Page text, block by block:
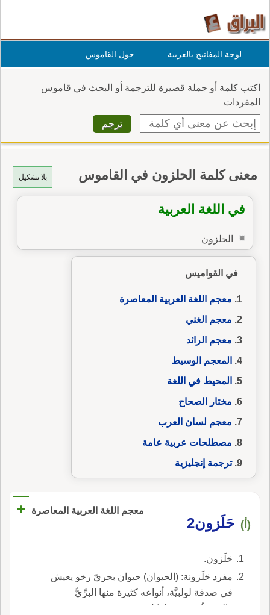
لوحة المفاتيح بالعربية حول القاموس
اكتب كلمة أو جملة قصيرة للترجمة أو البحث في قاموس
المفردات
بلا تشكيل معنى كلمة الحلزون في القاموس
في اللغة العربية
الحلزون
في القواميس
معجم اللغة العربية المعاصرة
معجم الغني
معجم الرائد
المعجم الوسيط
المحيط في اللغة
مختار الصحاح
معجم لسان العرب
مصطلحات عربية عامة
ترجمة إنجليزية
معجم اللغة العربية المعاصرة +
(أ) حَلَزون2
حَلَزون.
مفرد حَلَزونة: (الحيوان) حيوان بحريّ رخو يعيش
في صدفة لولبيَّة، أنواعه كثيرة منها البرِّيُّ
والبحريُّ، وبعضه يُؤكل.